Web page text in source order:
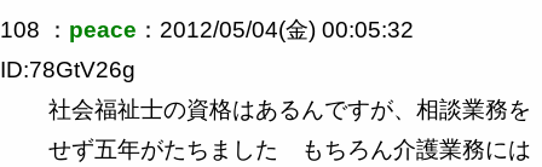
108 ： peace ：2012/05/04(金) 00:05:32
ID:78GtV26g
社会福祉士の資格はあるんですが、相談業務を
せず五年がたちました もちろん介護業務には